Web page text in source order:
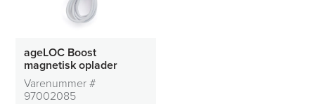
ageLOC Boost
magnetisk oplader
Varenummer #
97002085